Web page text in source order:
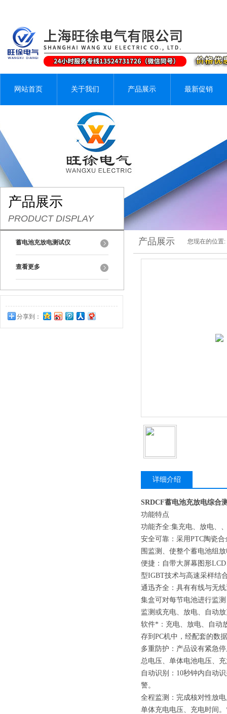
网站首页 关于我们 产品展示 最新促销
产品展示
PRODUCT DISPLAY
蓄电池充放电测试仪
查看更多
分享到：
产品展示 您现在的位置:
详细介绍
SRDCF蓄电池充放电综合
功能特点
功能齐全:集充电、放电、
安全可靠：采用PTC陶瓷
围监测、使整个蓄电池组
便捷：自带大屏幕图形
型IGBT技术与高速采样结
通迅齐全：具有有线与无
集盒可对每节电池进行监
监测或充电、放电、自动
软件*：充电、放电、自动
存到PC机中，经配套的数
多重防护：产品设有紧急
总电压、单体电池电压、
自动识别：10秒钟内自动
警。
全程监测：完成核对性放
单体充电电压、充电时间